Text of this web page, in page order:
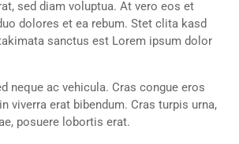
sed diam voluptua. At vero eos et
dolores et ea rebum. Stet clita kasd
sanctus est Lorem ipsum dolor
neque ac vehicula. Cras congue eros
viverra erat bibendum. Cras turpis urna,
posuere lobortis erat.